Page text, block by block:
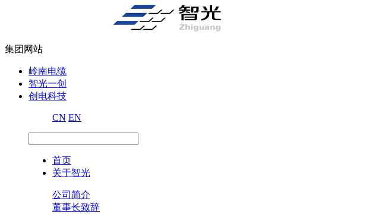
集团网站
岭南电缆
智光一创
创电科技
CN EN
首页
关于智光
公司简介
董事长致辞